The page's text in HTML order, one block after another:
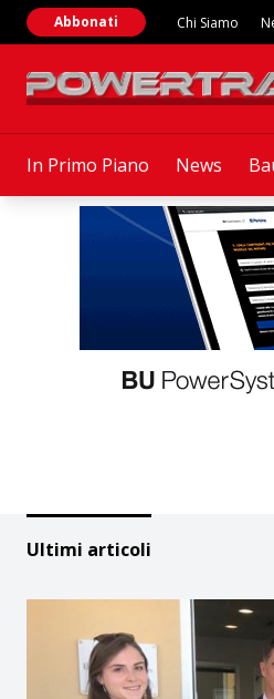
In Primo Piano News
Abbonati Chi Siamo
Ultimi articoli